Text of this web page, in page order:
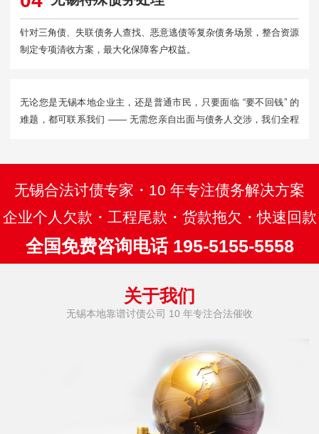
针对三角债、失联债务人查找、恶意逃债等复杂债务场景，整合资源
制定专项清收方案，最大化保障客户权益。
无论您是无锡本地企业主，还是普通市民，只要面临 “要不回钱” 的
难题，都可联系我们 —— 无需您亲自出面与债务人交涉，我们全程
无锡合法讨债专家・10 年专注债务解决方案
企业个人欠款・工程尾款・货款拖欠・快速回款
全国免费咨询电话 195-5155-5558
关于我们
无锡本地靠谱讨债公司 10 年专注合法催收